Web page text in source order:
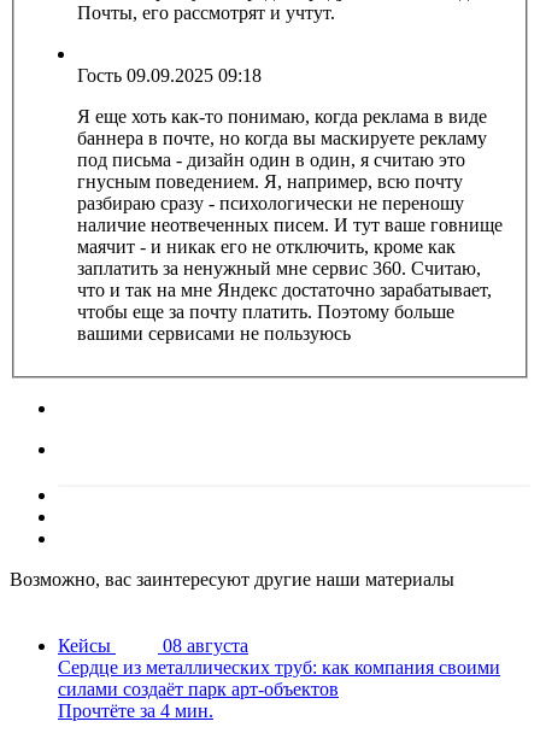
Почты, его рассмотрят и учтут.
Гость 09.09.2025 09:18
Я еще хоть как-то понимаю, когда реклама в виде
баннера в почте, но когда вы маскируете рекламу
под письма - дизайн один в один, я считаю это
гнусным поведением. Я, например, всю почту
разбираю сразу - психологически не переношу
наличие неотвеченных писем. И тут ваше говнище
маячит - и никак его не отключить, кроме как
заплатить за ненужный мне сервис 360. Считаю,
что и так на мне Яндекс достаточно зарабатывает,
чтобы еще за почту платить. Поэтому больше
вашими сервисами не пользуюсь
Возможно, вас заинтересуют другие наши материалы
Кейсы
08 августа
Сердце из металлических труб: как компания своими
силами создаёт парк арт-объектов
Прочтёте за 4 мин.